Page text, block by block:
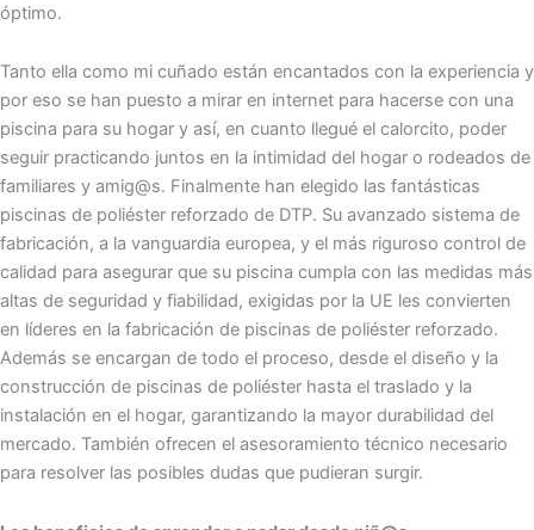
óptimo.
Tanto ella como mi cuñado están encantados con la experiencia y
por eso se han puesto a mirar en internet para hacerse con una
piscina para su hogar y así, en cuanto llegué el calorcito, poder
seguir practicando juntos en la intimidad del hogar o rodeados de
familiares y amig@s. Finalmente han elegido las fantásticas
piscinas de poliéster reforzado de DTP. Su avanzado sistema de
fabricación, a la vanguardia europea, y el más riguroso control de
calidad para asegurar que su piscina cumpla con las medidas más
altas de seguridad y fiabilidad, exigidas por la UE les convierten
en líderes en la fabricación de piscinas de poliéster reforzado.
Además se encargan de todo el proceso, desde el diseño y la
construcción de piscinas de poliéster hasta el traslado y la
instalación en el hogar, garantizando la mayor durabilidad del
mercado. También ofrecen el asesoramiento técnico necesario
para resolver las posibles dudas que pudieran surgir.